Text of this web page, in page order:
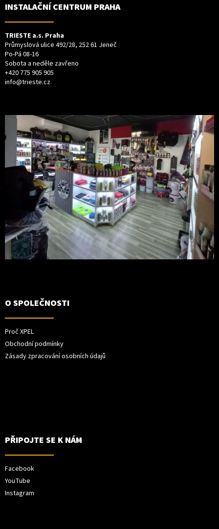
INSTALAČNÍ CENTRUM PRAHA
TRIESTE a.s. Praha
Průmyslová ulice 492/28, 252 61 Jeneč
Po-Pá 08-16
Sobota a neděle zavřeno
+420 775 905 905
info@trieste.cz
O SPOLEČNOSTI
Proč XPEL
Obchodní podmínky
Zásady zpracování osobních údajů
PŘIPOJTE SE K NÁM
Facebook
YouTube
Instagram